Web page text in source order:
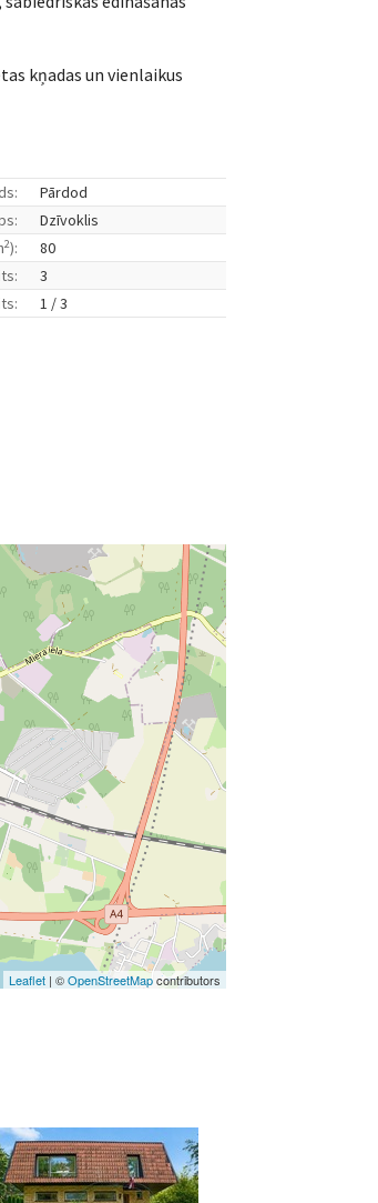
kņadas un vienlaikus
Pārdod
Dzīvoklis
2):
80
3
1 / 3
Leaflet | ©OpenStreetMapcontributors